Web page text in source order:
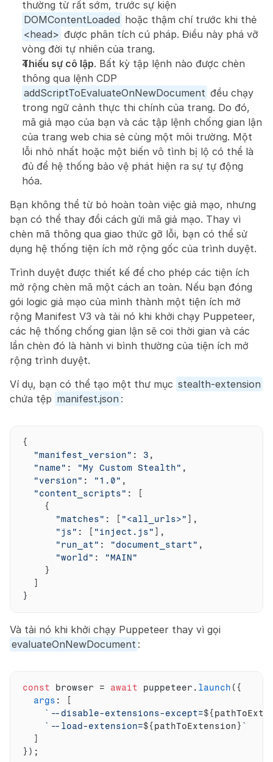
DOMContentLoaded
<head> được phân tích cú pháp. Điều này phá vỡ
vòng đời tự nhiên của trang.
Thiếu sự cô lập. Bất kỳ tập lệnh nào được chèn
addScriptToEvaluateOnNewDocument đều chạy
trong ngữ cảnh thực thi chính của trang. Do đó,
mã giả mạo của bạn và các tập lệnh chống gian lận
của trang web chia sẻ cùng một môi trường. Một
lỗi nhỏ nhất hoặc một biến vô tình bị lộ có thể là
đủ để hệ thống bảo vệ phát hiện ra sự tự động
hóa.
Bạn không thể từ bỏ hoàn toàn việc giả mạo, nhưng
bạn có thể thay đổi cách gửi mã giả mạo. Thay vì
chèn mã thông qua giao thức gỡ lỗi, bạn có thể sử
dụng hệ thống tiện ích mở rộng gốc của trình duyệt.
Trình duyệt được thiết kế để cho phép các tiện ích
mở rộng chèn mã một cách an toàn. Nếu bạn đóng
gói logic giả mạo của mình thành một tiện ích mở
rộng Manifest V3 và tải nó khi khởi chạy Puppeteer,
các hệ thống chống gian lận sẽ coi thời gian và các
lần chèn đó là hành vi bình thường của tiện ích mở
rộng trình duyệt.
Ví dụ, bạn có thể tạo một thư mục stealth-extension
chứa tệp manifest.json :
{
"manifest_version" : 3 ,
"name" : "My Custom Stealth" ,
"version" : "1.0" ,
"content_scripts" :
[
{
"matches" : [ "<all_urls>" ] ,
"js" : [ "inject.js" ] ,
"run_at" : "document_start" ,
"world" :
"MAIN"
}
]
}
evaluateOnNewDocument :
const browser = await puppeteer . launch ( {
args :
[
`--disable-extensions-except=${
`--load-extension=${ pathToExtension} `
]
} ) ;